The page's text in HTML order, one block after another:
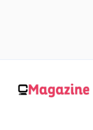
contenuto